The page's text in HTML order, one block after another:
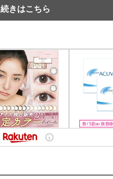
続きはこちら